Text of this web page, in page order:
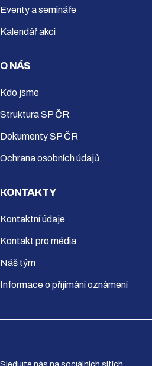
Eventy a semináře
Kalendář akcí
O NÁS
Kdo jsme
Struktura SP ČR
Dokumenty SP ČR
Ochrana osobních údajů
KONTAKTY
Kontaktní údaje
Kontakt pro média
Náš tým
Informace o přijímání oznámení